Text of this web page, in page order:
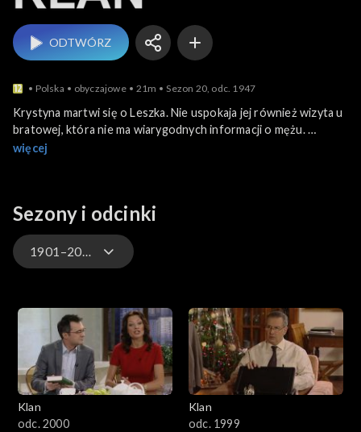
ODTWÓRZ
Polska obyczajowe 21m Sezon 20, odc. 1947
Krystyna martwi się o Leszka. Nie uspokaja jej również wizyta u
bratowej, która nie ma wiarygodnych informacji o mężu.
sugeruje, żeby zorganizować wesele w domu
na Sadybie.
Ola po raz pierwszy odwiedza mieszkanie Pączka, żeby oddać
więcej
Sezony i odcinki
1901–2000
4601–4700
4501–4600
4401–4500
Klan
odc. 2000
Klan
odc. 1999